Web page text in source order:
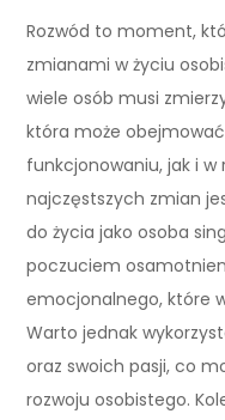
Rozwód to moment,
zmianami w życiu
wiele osób musi
która może
funkcjonowaniu, jak i
najczęstszych zmian
do życia jako osoba
poczuciem
emocjonalnego, które
Warto jednak
oraz swoich pasji, co
rozwoju osobistego.